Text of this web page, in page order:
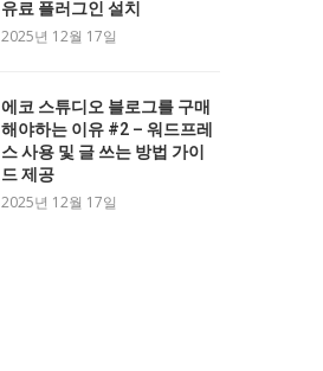
유료 플러그인 설치
2025년 12월 17일
에코 스튜디오 블로그를 구매
해야하는 이유 #2 – 워드프레
스 사용 및 글 쓰는 방법 가이
드 제공
2025년 12월 17일